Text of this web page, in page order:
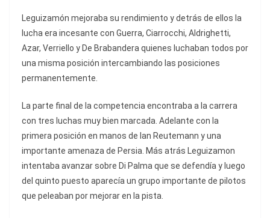
Leguizamón mejoraba su rendimiento y detrás de ellos la
lucha era incesante con Guerra, Ciarrocchi, Aldrighetti,
Azar, Verriello y De Brabandera quienes luchaban todos por
una misma posición intercambiando las posiciones
permanentemente.
La parte final de la competencia encontraba a la carrera
con tres luchas muy bien marcada. Adelante con la
primera posición en manos de Ian Reutemann y una
importante amenaza de Persia. Más atrás Leguizamon
intentaba avanzar sobre Di Palma que se defendía y luego
del quinto puesto aparecía un grupo importante de pilotos
que peleaban por mejorar en la pista.